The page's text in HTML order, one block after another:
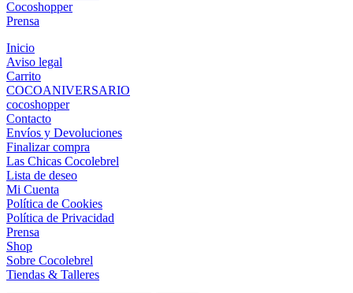
Cocoshopper
Prensa
Inicio
Aviso legal
Carrito
COCOANIVERSARIO
cocoshopper
Contacto
Envíos y Devoluciones
Finalizar compra
Las Chicas Cocolebrel
Lista de deseo
Mi Cuenta
Política de Cookies
Política de Privacidad
Prensa
Shop
Sobre Cocolebrel
Tiendas & Talleres